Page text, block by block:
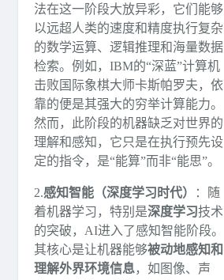
法在这一阶段大放异彩，它们能够
以远超人类的速度和精度执行复杂
的数学运算、逻辑推理和海量数据
检索。例如，IBM的“深蓝”计算机
击败国际象棋大师卡斯帕罗夫，依
靠的便是其强大的穷举计算能力。
然而，此阶段的机器缺乏对世界的
理解和感知，它只是在执行预先设
定的指令，是“能算”而非“能思”。
2.感知智能（深度学习时代）
：随
着机器学习，特别是深度学习技术
的突破，AI进入了感知智能阶段。
其核心是让机器能够被动地感知和
理解外界环境信息，如图像、声